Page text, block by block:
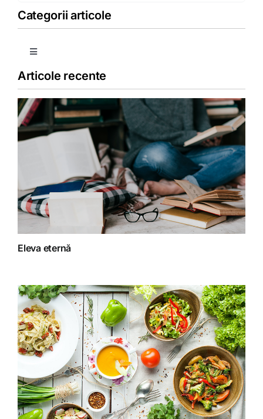
Categorii articole
Toggle
Copii
Detoxifiere
Fără categorie
Fitoterapie
Homeopatie
Retete fructariene
Retete preparate
Articole recente
Eleva eternă